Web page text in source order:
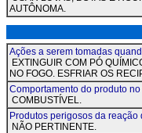
AUTÔNOMA.
Ações a serem tomadas
EXTINGUIR COM PÓ
NO FOGO. ESFRIAR OS
Comportamento do produto
COMBUSTÍVEL.
Produtos perigosos da reação
NÃO PERTINENTE.